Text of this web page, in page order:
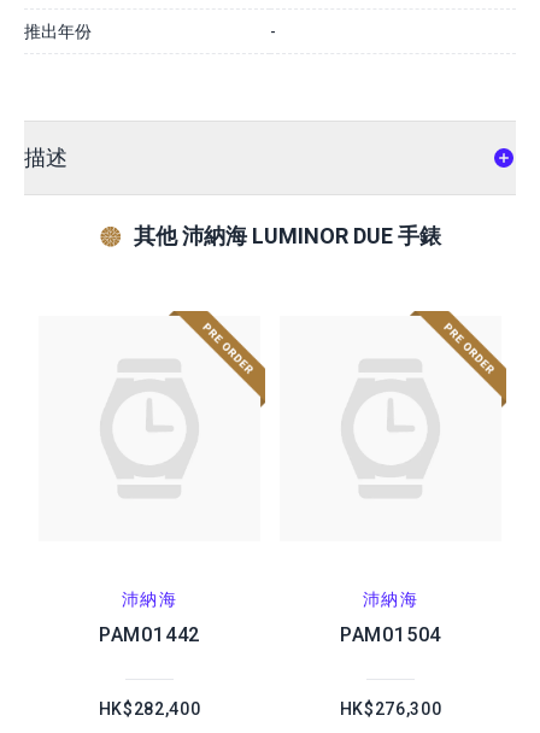
推出年份 -
描述
其他 沛納海 LUMINOR DUE 手錶
沛納海
PAM01442
HK$282,400
沛納海
PAM01504
HK$276,300